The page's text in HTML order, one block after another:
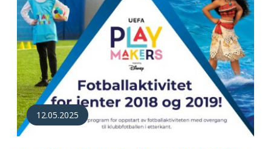
12.05.2025